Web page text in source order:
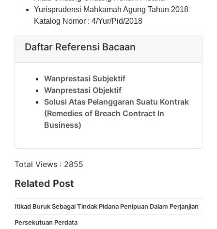
Yurisprudensi Mahkamah Agung Tahun 2018
Katalog Nomor : 4/Yur/Pid/2018
Daftar Referensi Bacaan
Wanprestasi Subjektif
Wanprestasi Objektif
Solusi Atas Pelanggaran Suatu Kontrak
(Remedies of Breach Contract In
Business)
Total Views : 2855
Related Post
Itikad Buruk Sebagai Tindak Pidana Penipuan Dalam Perjanjian
Persekutuan Perdata